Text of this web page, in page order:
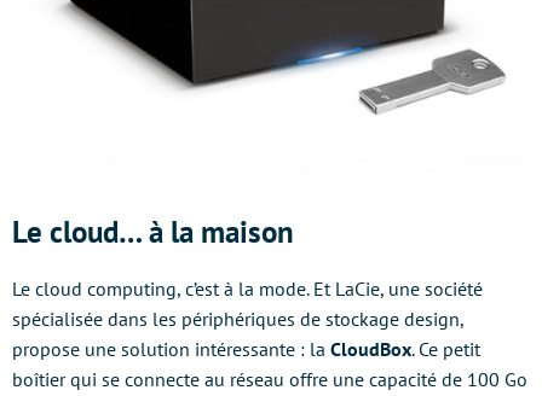
Le cloud… à la maison
Le cloud computing, c’est à la mode. Et LaCie, une société
spécialisée dans les périphériques de stockage design,
propose une solution intéressante : la CloudBox. Ce petit
boîtier qui se connecte au réseau offre une capacité de 100 Go